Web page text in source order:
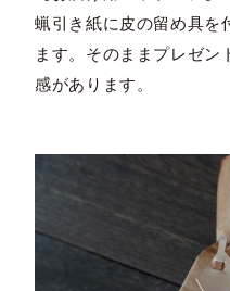
蝋引き紙に皮の留め具を
ます。そのままプレゼン
感があります。